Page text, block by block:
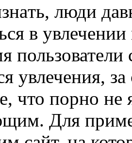
люди
в
увлечения, за
что порно не
Для